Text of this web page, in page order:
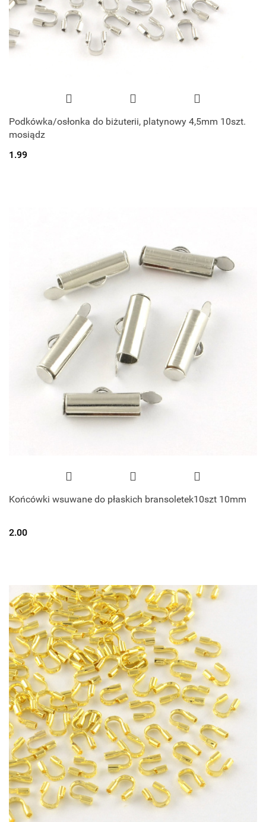
Podkówka/osłonka do biżuterii, platynowy 4,5mm 10szt.
mosiądz
1.99
Końcówki wsuwane do płaskich bransoletek10szt 10mm
2.00